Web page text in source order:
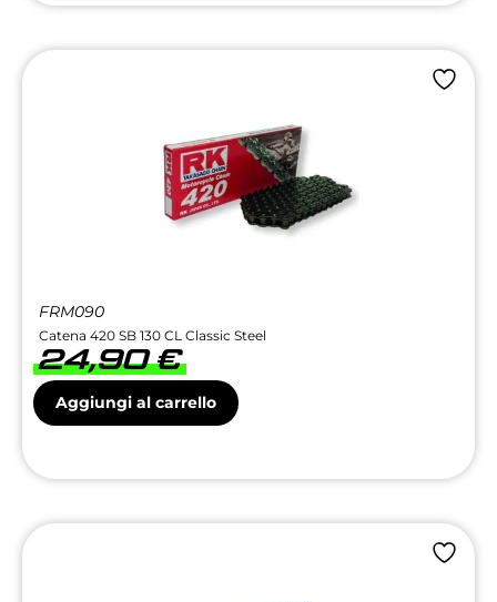
FRM090
Catena 420 SB 130 CL Classic Steel
24,90€
Aggiungi al carrello